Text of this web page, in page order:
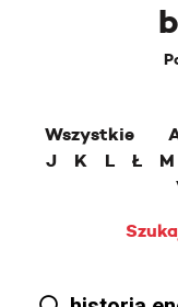
Wszystkie
J
K L Ł M